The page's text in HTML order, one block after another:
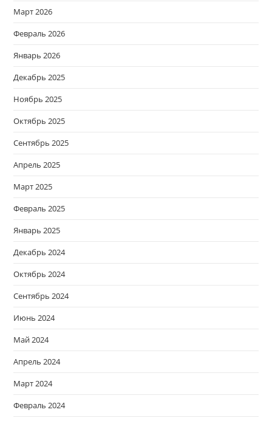
Март 2026
Февраль 2026
Январь 2026
Декабрь 2025
Ноябрь 2025
Октябрь 2025
Сентябрь 2025
Апрель 2025
Март 2025
Февраль 2025
Январь 2025
Декабрь 2024
Октябрь 2024
Сентябрь 2024
Июнь 2024
Май 2024
Апрель 2024
Март 2024
Февраль 2024